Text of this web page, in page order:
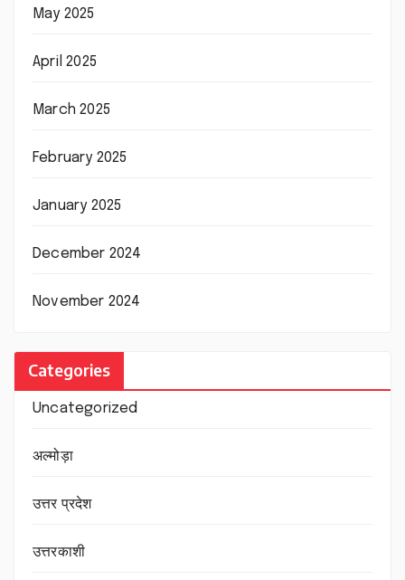
May 2025
April 2025
March 2025
February 2025
January 2025
December 2024
November 2024
Categories
Uncategorized
अल्मोड़ा
उत्तर प्रदेश
उत्तरकाशी